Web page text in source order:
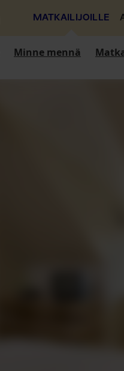
MATKAILIJOILLE
Minne mennä